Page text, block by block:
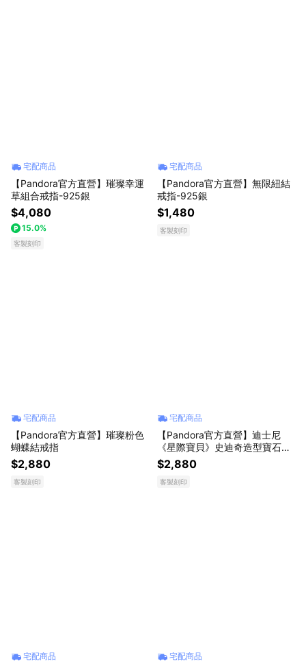
宅配商品
【Pandora官方直營】璀璨幸運
草組合戒指-925銀
$4,080
15.0%
客製刻印
宅配商品
【Pandora官方直營】無限紐結
戒指-925銀
$1,480
客製刻印
宅配商品
【Pandora官方直營】璀璨粉色
蝴蝶結戒指
$2,880
客製刻印
宅配商品
【Pandora官方直營】迪士尼
《星際寶貝》史迪奇造型寶石戒
指
$2,880
客製刻印
宅配商品 宅配商品